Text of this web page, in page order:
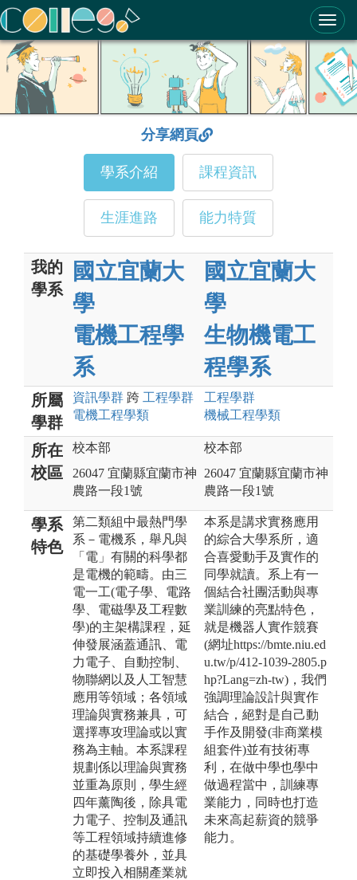
ColleGo! 大學選才與高中育才輔助系統
分享網頁
學系介紹 課程資訊
生涯進路 能力特質
我的
學系
國立宜蘭大
學
電機工程學
系
國立宜蘭大
學
生物機電工
程學系
所屬
學群
資訊學群 跨 工程學群
電機工程學類
工程學群
機械工程學類
所在
校區
校本部
26047 宜蘭縣宜蘭市神
農路一段1號
校本部
26047 宜蘭縣宜蘭市神
農路一段1號
學系
特色
第二類組中最熱門學
系－電機系，舉凡與
「電」有關的科學都
是電機的範疇。由三
電一工(電子學、電路
學、電磁學及工程數
學)的主架構課程，延
伸發展涵蓋通訊、電
力電子、自動控制、
物聯網以及人工智慧
應用等領域；各領域
理論與實務兼具，可
選擇專攻理論或以實
務為主軸。本系課程
規劃係以理論與實務
並重為原則，學生經
四年薰陶後，除具電
力電子、控制及通訊
等工程領域持續進修
的基礎學養外，並具
立即投入相關產業就
本系是講求實務應用
的綜合大學系所，適
合喜愛動手及實作的
同學就讀。系上有一
個結合社團活動與專
業訓練的亮點特色，
就是機器人實作競賽
(網址https://bmte.niu.ed
u.tw/p/412-1039-2805.p
hp?Lang=zh-tw)，我們
強調理論設計與實作
結合，絕對是自己動
手作及開發(非商業模
組套件)並有技術專
利，在做中學也學中
做過程當中，訓練專
業能力，同時也打造
未來高起薪資的競爭
能力。